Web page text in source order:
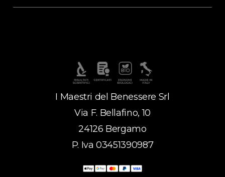
I Maestri del Benessere Srl
Via F. Bellafino, 10
24126 Bergamo
P. Iva 03451390987